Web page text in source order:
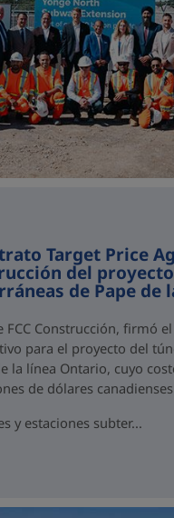
Target Price
del
de Pape de
FCC Construcción, firmó
para el proyecto del
la línea Ontario, cuyo
de dólares
y estaciones subter...